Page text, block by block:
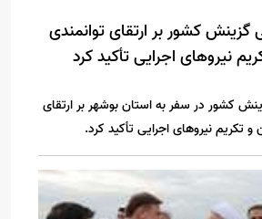
گزینش کشور بر ارتقای توانمندی
نیروهای اجرایی تأکید کرد
کشور در سفر به استان بوشهر بر ارتقای
و تکریم نیروهای اجرایی تأکید کرد.